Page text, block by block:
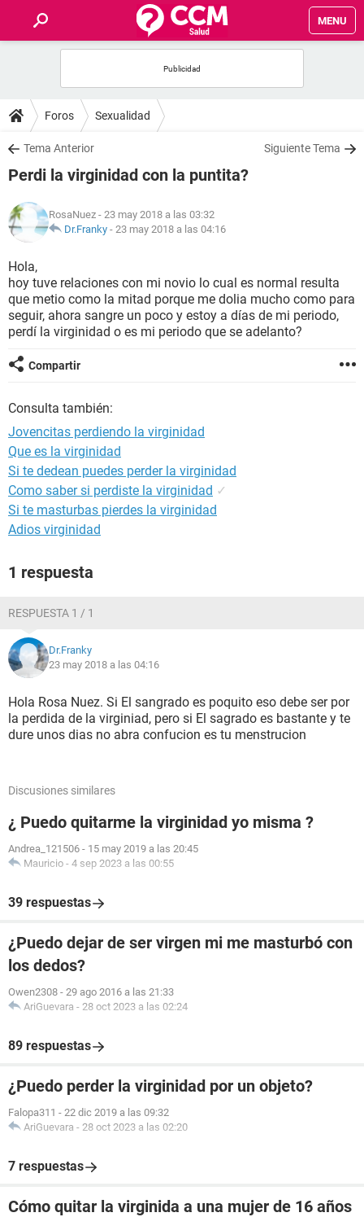
MENU
FOROS
SALUD
NUTRICIÓN
BIENESTAR
SEXUALIDAD
GLOSARIO
Foros Sexualidad
Tema Anterior Siguiente Tema
Perdi la virginidad con la puntita?
RosaNuez - 23 may 2018 a las 03:32
Dr.Franky - 23 may 2018 a las 04:16
Hola,
hoy tuve relaciones con mi novio lo cual es normal resulta
que metio como la mitad porque me dolia mucho como para
seguir, ahora sangre un poco y estoy a días de mi periodo,
perdí la virginidad o es mi periodo que se adelanto?
Compartir
Consulta también:
Jovencitas perdiendo la virginidad
Que es la virginidad
Si te dedean puedes perder la virginidad
Como saber si perdiste la virginidad ✓
Si te masturbas pierdes la virginidad
Adios virginidad
1 respuesta
RESPUESTA 1 / 1
Dr.Franky
23 may 2018 a las 04:16
Hola Rosa Nuez. Si El sangrado es poquito eso debe ser por
la perdida de la virginiad, pero si El sagrado es bastante y te
dure unos dias no abra confucion es tu menstrucion
Discusiones similares
¿ Puedo quitarme la virginidad yo misma ?
Andrea_121506 - 15 may 2019 a las 20:45
Mauricio - 4 sep 2023 a las 00:55
39 respuestas
¿Puedo dejar de ser virgen mi me masturbó con
los dedos?
Owen2308 - 29 ago 2016 a las 21:33
AriGuevara - 28 oct 2023 a las 02:24
89 respuestas
¿Puedo perder la virginidad por un objeto?
Falopa311 - 22 dic 2019 a las 09:32
AriGuevara - 28 oct 2023 a las 02:20
7 respuestas
Cómo quitar la virginida a una mujer de 16 años